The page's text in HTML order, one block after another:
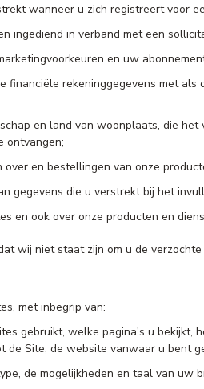
wanneer u zich registreert voor
ingediend in verband met een
en uw
financiële rekeninggegevens met
en land van woonplaats, die
ontvangen;
en bestellingen van onze
gegevens die u verstrekt bij het
en ook over onze producten en
wij niet staat zijn om u de
met inbegrip van:
gebruikt, welke pagina's u
Site, de website vanwaar u bent
de mogelijkheden en taal van uw